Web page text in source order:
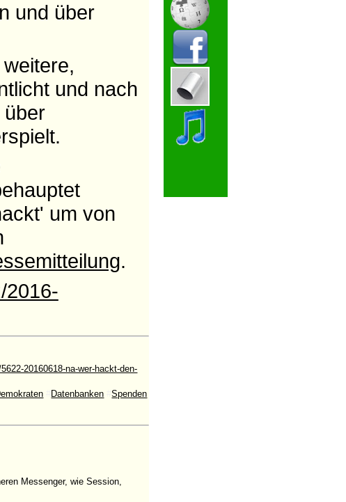
und über
und nach
über
um von
.
2016-
20160618-na-wer-hackt-den-
Datenbanken #Spenden
Messenger, wie Session,